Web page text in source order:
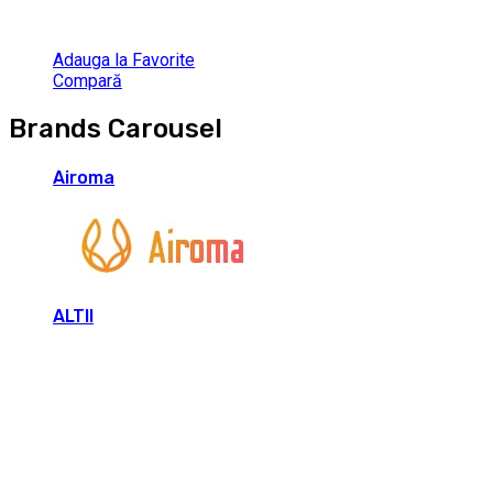
Adauga la Favorite
Compară
Brands Carousel
Airoma
ALTII